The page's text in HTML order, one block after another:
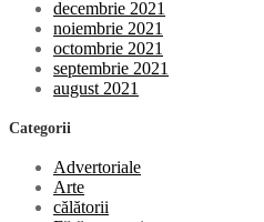
decembrie 2021
noiembrie 2021
octombrie 2021
septembrie 2021
august 2021
Categorii
Advertoriale
Arte
călătorii